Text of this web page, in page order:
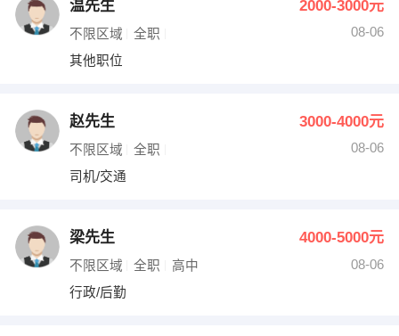
温先生 2000-3000元
不限区域 全职
08-06
其他职位
赵先生 3000-4000元
不限区域 全职
08-06
司机/交通
梁先生 4000-5000元
不限区域 全职 高中
08-06
行政/后勤